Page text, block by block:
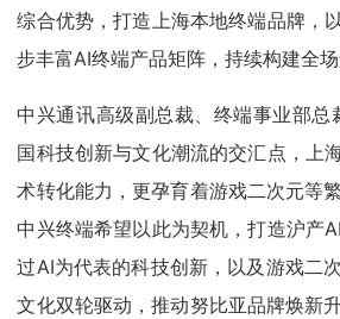
综合优势，打造上海本地终端品牌，
步丰富AI终端产品矩阵，持续构建全场
中兴通讯高级副总裁、终端事业部总
国科技创新与文化潮流的交汇点，上
术转化能力，更孕育着游戏二次元等
中兴终端希望以此为契机，打造沪产
过AI为代表的科技创新，以及游戏二
文化双轮驱动，推动努比亚品牌焕新